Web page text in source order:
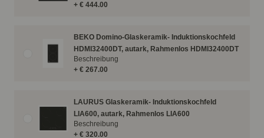
+ € 444.00
BEKO Domino-Glaskeramik- Induktionskochfeld
HDMI32400DT, autark, Rahmenlos HDMI32400DT
+ € 267.00
Beschreibung
LAURUS Glaskeramik- Induktionskochfeld
LIA600, autark, Rahmenlos LIA600
+ € 320.00
Beschreibung